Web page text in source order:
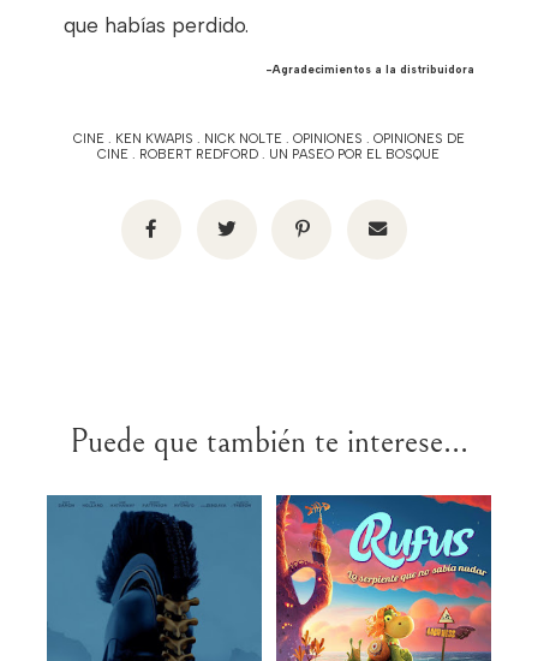
que habías perdido.
-Agradecimientos a la distribuidora
CINE . KEN KWAPIS . NICK NOLTE . OPINIONES . OPINIONES DE
CINE . ROBERT REDFORD . UN PASEO POR EL BOSQUE
Puede que también te interese...